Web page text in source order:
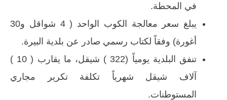
في المحطة.
يبلغ سعر معالجة الكوب الواحد ( 4 شواقل و30
أغورة) وفقاً لكتاب رسمي صادر عن بلدية البيرة.
تنفق البلدية يومياً (322 ) شيقل، ما يقارب ( 10 )
آلاف شيقل شهرياً تكلفة تكرير مجاري
المستوطنات.